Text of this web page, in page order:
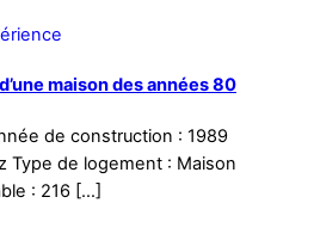
maison des années 80
de construction : 1989
Type de logement : Maison
: 216 […]